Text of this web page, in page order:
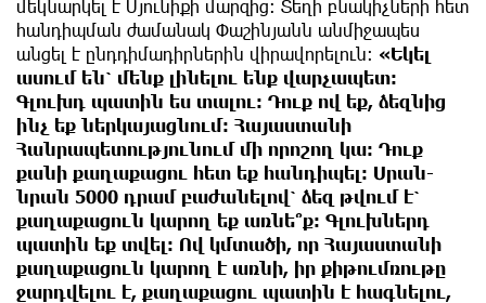
մեկնարկել է Սյունիքի մարզից։ Տեղի բնակիչների հետ
հանդիպման ժամանակ Փաշինյանն անմիջապես
անցել է ընդդիմադիրներին վիրավորելուն։ «Եկել
ասում են՝ մենք լինելու ենք վարչապետ։
Գլուխդ պատին ես տալու։ Դուք ով եք, ձեզնից
ինչ եք ներկայացնում։ Հայաստանի
Հանրապետությունում մի որոշող կա։ Դուք
քանի քաղաքացու հետ եք հանդիպել։ Սրան-
նրան 5000 դրամ բաժանելով՝ ձեզ թվում է՝
քաղաքացուն կարող եք առնե՞ք։ Գլուխներդ
պատին եք տվել։ Ով կմտածի, որ Հայաստանի
քաղաքացուն կարող է առնի, իր քիթումռութը
ջարդվելու է, քաղաքացու պատին է հագնելու,